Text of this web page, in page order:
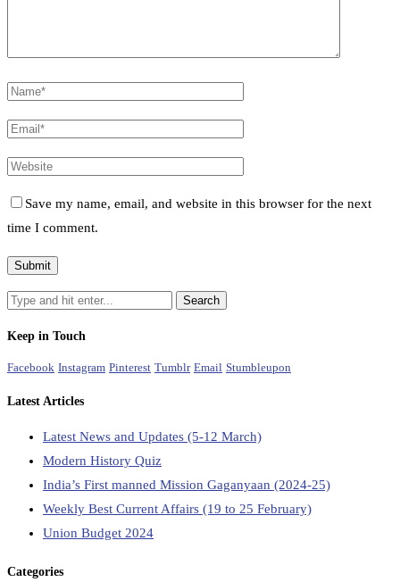
Save my name, email, and website in this browser for the next
time I comment.
Keep in Touch
Facebook Instagram Pinterest Tumblr Email Stumbleupon
Latest Articles
Latest News and Updates (5-12 March)
Modern History Quiz
India’s First manned Mission Gaganyaan (2024-25)
Weekly Best Current Affairs (19 to 25 February)
Union Budget 2024
Categories